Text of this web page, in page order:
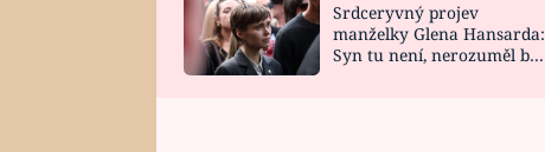
HOROSKOP NA
CELEBRITY
VAŘENÍ
Srdceryvný projev
manželky Glena Hansarda:
Syn tu není, nerozuměl by